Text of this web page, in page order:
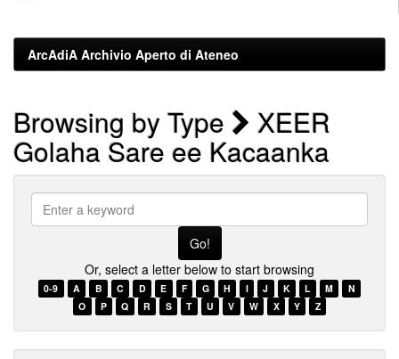
ArcAdiA Archivio Aperto di Ateneo
Browsing by Type XEER
Golaha Sare ee Kacaanka
keyword
Or, select a letter below to start browsing
0-9 A B C D E F G H I J K L M
N
O
P Q R S T U V W X Y Z